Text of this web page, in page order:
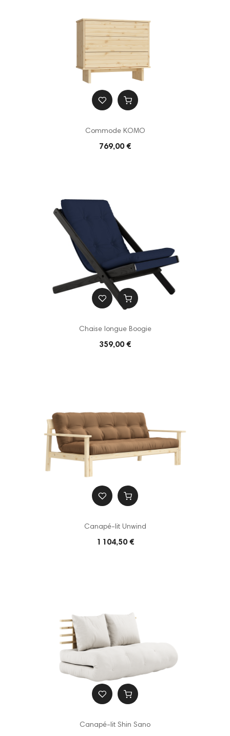
Commode KOMO
769,00 €
Chaise longue Boogie
359,00 €
Canapé-lit Unwind
1 104,50 €
Canapé-lit Shin Sano